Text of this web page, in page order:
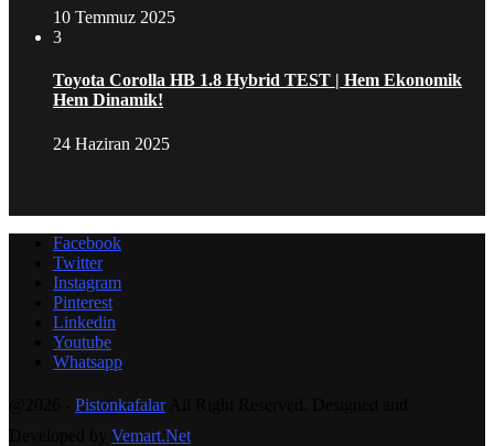
10 Temmuz 2025
3
Toyota Corolla HB 1.8 Hybrid TEST | Hem Ekonomik
Hem Dinamik!
24 Haziran 2025
Facebook
Twitter
Instagram
Pinterest
Linkedin
Youtube
Whatsapp
PistonkafalarAll Right Reserved. Designed and
Vemart.Net